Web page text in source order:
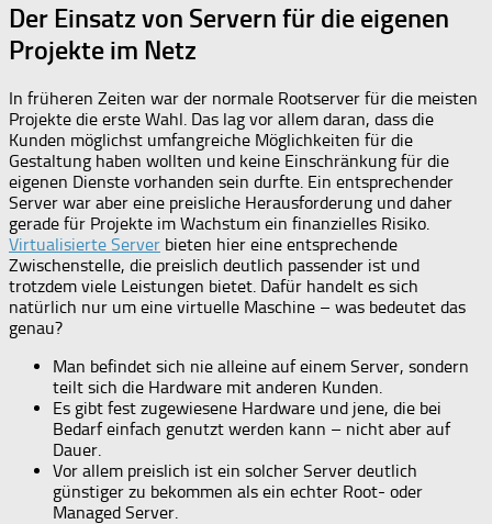
Der Einsatz von Servern für die eigenen
Projekte im Netz
In früheren Zeiten war der normale Rootserver für die meisten
Projekte die erste Wahl. Das lag vor allem daran, dass die
Kunden möglichst umfangreiche Möglichkeiten für die
Gestaltung haben wollten und keine Einschränkung für die
eigenen Dienste vorhanden sein durfte. Ein entsprechender
Server war aber eine preisliche Herausforderung und daher
gerade für Projekte im Wachstum ein finanzielles Risiko.
Virtualisierte Server bieten hier eine entsprechende
Zwischenstelle, die preislich deutlich passender ist und
trotzdem viele Leistungen bietet. Dafür handelt es sich
natürlich nur um eine virtuelle Maschine – was bedeutet das
genau?
Man befindet sich nie alleine auf einem Server, sondern
teilt sich die Hardware mit anderen Kunden.
Es gibt fest zugewiesene Hardware und jene, die bei
Bedarf einfach genutzt werden kann – nicht aber auf
Dauer.
Vor allem preislich ist ein solcher Server deutlich
günstiger zu bekommen als ein echter Root- oder
Managed Server.